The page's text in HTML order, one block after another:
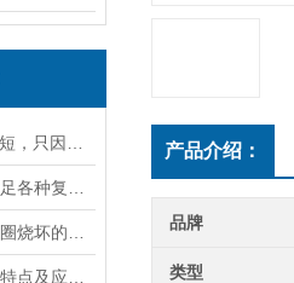
产品介绍：
品牌
类型